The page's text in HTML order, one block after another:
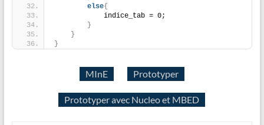
else{
            indice_tab = 0;
}
}
}
MInE Prototyper
Prototyper avec Nucleo et MBED